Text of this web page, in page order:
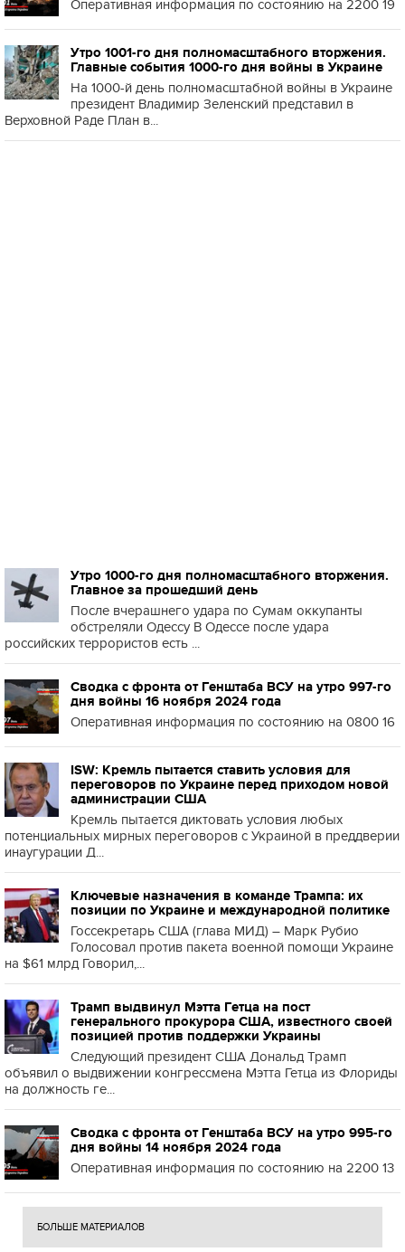
Оперативная информация по состоянию на 2200 19
Утро 1001-го дня полномасштабного вторжения.
Главные события 1000-го дня войны в Украине
На 1000-й день полномасштабной войны в Украине
президент Владимир Зеленский представил в
Верховной Раде План в...
Утро 1000-го дня полномасштабного вторжения.
Главное за прошедший день
После вчерашнего удара по Сумам оккупанты
обстреляли Одессу В Одессе после удара
российских террористов есть ...
Сводка с фронта от Генштаба ВСУ на утро 997-го
дня войны 16 ноября 2024 года
Оперативная информация по состоянию на 0800 16
ISW: Кремль пытается ставить условия для
переговоров по Украине перед приходом новой
администрации США
Кремль пытается диктовать условия любых
потенциальных мирных переговоров с Украиной в преддверии
инаугурации Д...
Ключевые назначения в команде Трампа: их
позиции по Украине и международной политике
Госсекретарь США (глава МИД) – Марк Рубио
Голосовал против пакета военной помощи Украине
на $61 млрд Говорил,...
Трамп выдвинул Мэтта Гетца на пост
генерального прокурора США, известного своей
позицией против поддержки Украины
Следующий президент США Дональд Трамп
объявил о выдвижении конгрессмена Мэтта Гетца из Флориды
на должность ге...
Сводка с фронта от Генштаба ВСУ на утро 995-го
дня войны 14 ноября 2024 года
Оперативная информация по состоянию на 2200 13
БОЛЬШЕ МАТЕРИАЛОВ